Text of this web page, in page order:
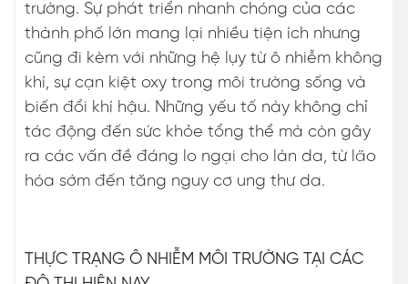
trường. Sự phát triển nhanh chóng của các
thành phố lớn mang lại nhiều tiện ích nhưng
cũng đi kèm với những hệ lụy từ ô nhiễm không
khí, sự cạn kiệt oxy trong môi trường sống và
biến đổi khí hậu. Những yếu tố này không chỉ
tác động đến sức khỏe tổng thể mà còn gây
ra các vấn đề đáng lo ngại cho làn da, từ lão
hóa sớm đến tăng nguy cơ ung thư da.
THỰC TRẠNG Ô NHIỄM MÔI TRƯỜNG TẠI CÁC